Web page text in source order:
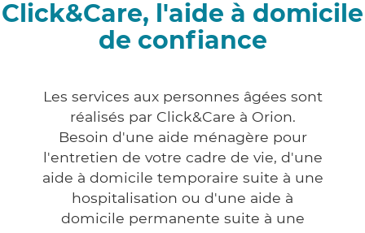
Click&Care, l'aide à domicile
de confiance
Les services aux personnes âgées sont
réalisés par Click&Care à Orion.
Besoin d'une aide ménagère pour
l'entretien de votre cadre de vie, d'une
aide à domicile temporaire suite à une
hospitalisation ou d'une aide à
domicile permanente suite à une